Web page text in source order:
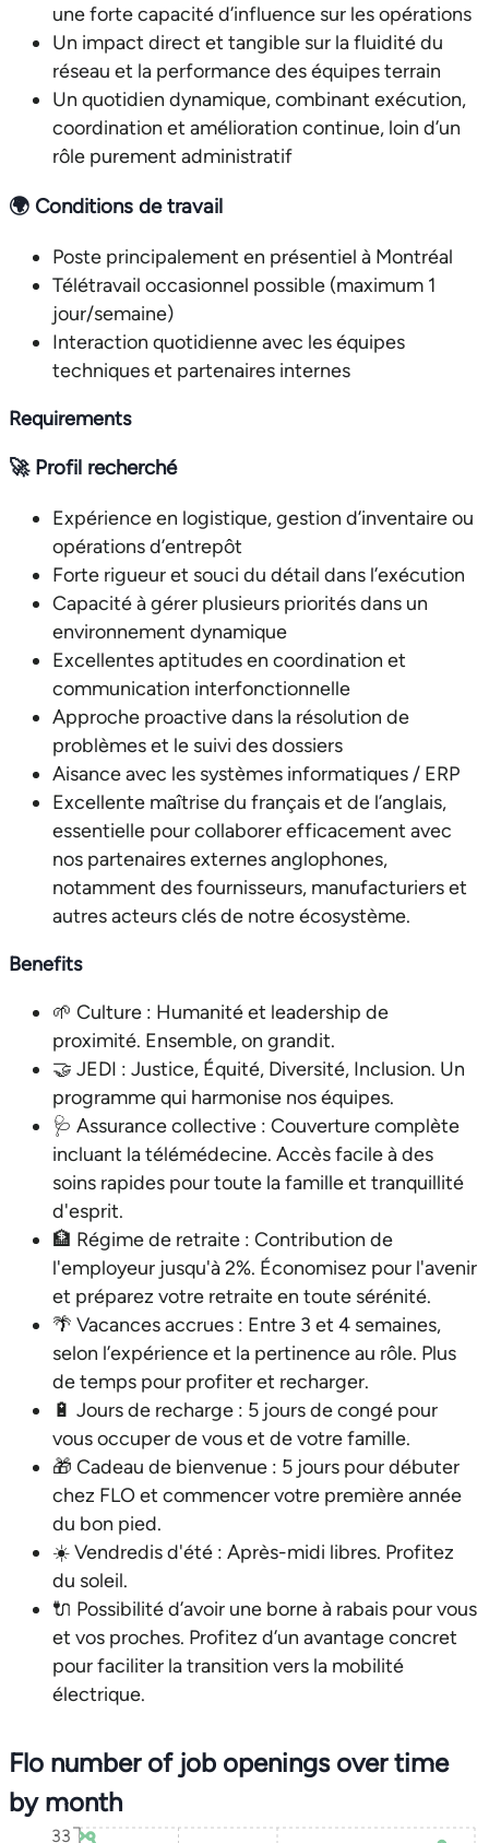
une forte capacité d’influence sur les opérations
Un impact direct et tangible sur la fluidité du
réseau et la performance des équipes terrain
Un quotidien dynamique, combinant exécution,
coordination et amélioration continue, loin d’un
rôle purement administratif
🌍 Conditions de travail
Poste principalement en présentiel à Montréal
Télétravail occasionnel possible (maximum 1
jour/semaine)
Interaction quotidienne avec les équipes
techniques et partenaires internes
Requirements
🚀 Profil recherché
Expérience en logistique, gestion d’inventaire ou
opérations d’entrepôt
Forte rigueur et souci du détail dans l’exécution
Capacité à gérer plusieurs priorités dans un
environnement dynamique
Excellentes aptitudes en coordination et
communication interfonctionnelle
Approche proactive dans la résolution de
problèmes et le suivi des dossiers
Aisance avec les systèmes informatiques / ERP
Excellente maîtrise du français et de l’anglais,
essentielle pour collaborer efficacement avec
nos partenaires externes anglophones,
notamment des fournisseurs, manufacturiers et
autres acteurs clés de notre écosystème.
Benefits
🌱 Culture : Humanité et leadership de
proximité. Ensemble, on grandit.
🤝 JEDI : Justice, Équité, Diversité, Inclusion. Un
programme qui harmonise nos équipes.
🩺 Assurance collective : Couverture complète
incluant la télémédecine. Accès facile à des
soins rapides pour toute la famille et tranquillité
d'esprit.
🏦 Régime de retraite : Contribution de
l'employeur jusqu'à 2%. Économisez pour l'avenir
et préparez votre retraite en toute sérénité.
🌴 Vacances accrues : Entre 3 et 4 semaines,
selon l’expérience et la pertinence au rôle. Plus
de temps pour profiter et recharger.
🔋 Jours de recharge : 5 jours de congé pour
vous occuper de vous et de votre famille.
🎁 Cadeau de bienvenue : 5 jours pour débuter
chez FLO et commencer votre première année
du bon pied.
☀️ Vendredis d'été : Après-midi libres. Profitez
du soleil.
🔌 Possibilité d’avoir une borne à rabais pour vous
et vos proches. Profitez d’un avantage concret
pour faciliter la transition vers la mobilité
électrique.
Flo number of job openings over time
by month
33